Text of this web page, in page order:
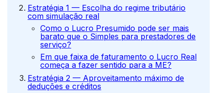
Estratégia 1 — Escolha do regime tributário
com simulação real
Como o Lucro Presumido pode ser mais
barato que o Simples para prestadores de
serviço?
Em que faixa de faturamento o Lucro Real
começa a fazer sentido para a ME?
Estratégia 2 — Aproveitamento máximo de
deduções e créditos